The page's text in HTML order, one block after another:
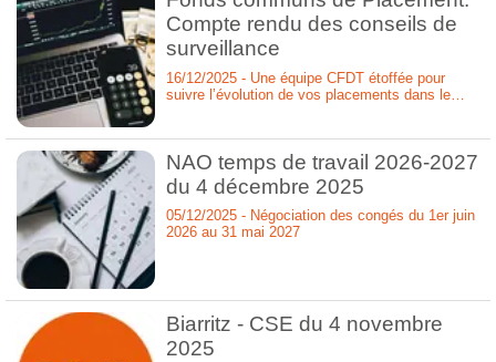
Compte rendu des conseils de
surveillance
16/12/2025 - Une équipe CFDT étoffée pour
suivre l’évolution de vos placements dans le
NAO temps de travail 2026-2027
du 4 décembre 2025
05/12/2025 - Négociation des congés du 1er juin
2026 au 31 mai 2027
Biarritz - CSE du 4 novembre
2025